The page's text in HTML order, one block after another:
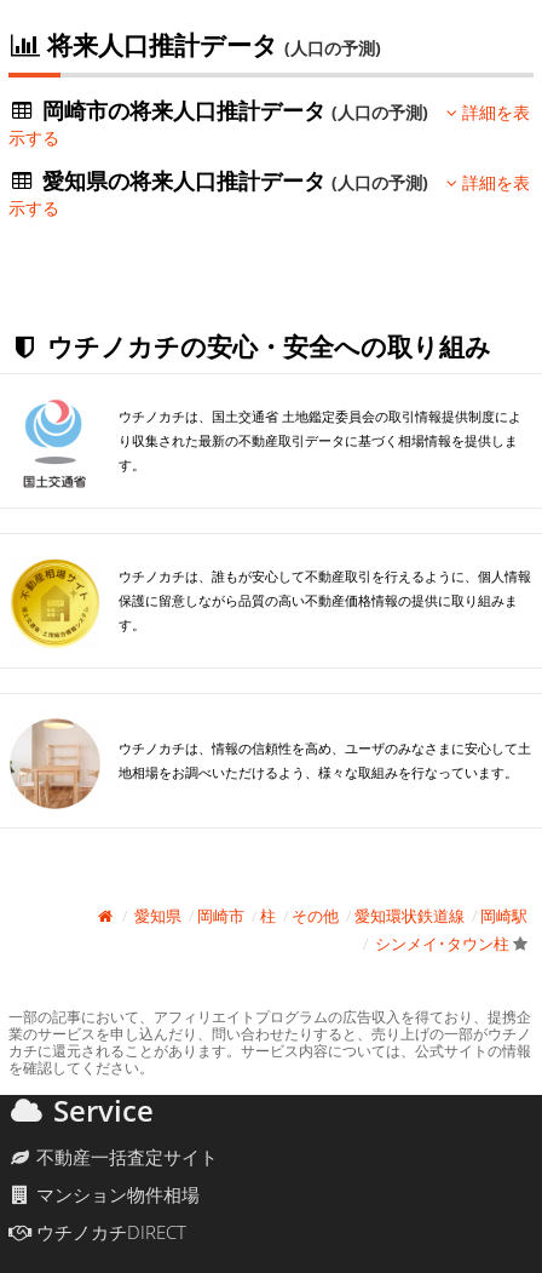
将来人口推計データ (人口の予測)
岡崎市の将来人口推計データ(人口の予測)
詳細を表
示する
愛知県の将来人口推計データ(人口の予測)
詳細を表
示する
ウチノカチの安心・安全への取り組み
ウチノカチは、国土交通省 土地鑑定委員会の取引情報提供制度によ
り収集された最新の不動産取引データに基づく相場情報を提供しま
す。
ウチノカチは、誰もが安心して不動産取引を行えるように、個人情報
保護に留意しながら品質の高い不動産価格情報の提供に取り組みま
す。
ウチノカチは、情報の信頼性を高め、ユーザのみなさまに安心して土
地相場をお調べいただけるよう、様々な取組みを行なっています。
愛知県 岡崎市 柱 その他 愛知環状鉄道線
岡崎駅
シンメイ･タウン柱
一部の記事において、アフィリエイトプログラムの広告収入を得ており、提携企
業のサービスを申し込んだり、問い合わせたりすると、売り上げの一部がウチノ
カチに還元されることがあります。サービス内容については、公式サイトの情報
を確認してください。
Service
不動産一括査定サイト
マンション物件相場
ウチノカチDIRECT